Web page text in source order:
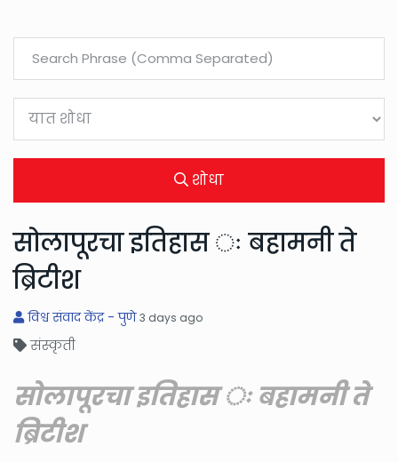
शोधा
सोलापूरचा इतिहास ः बहामनी ते
ब्रिटीश
विश्व संवाद केंद्र - पुणे 3 days ago
संस्कृती
सोलापूरचा इतिहास ः बहामनी ते
ब्रिटीश